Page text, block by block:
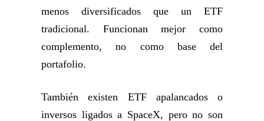
menos diversificados que un ETF
tradicional. Funcionan mejor como
complemento, no como base del
portafolio.
También existen ETF apalancados o
inversos ligados a SpaceX, pero no son